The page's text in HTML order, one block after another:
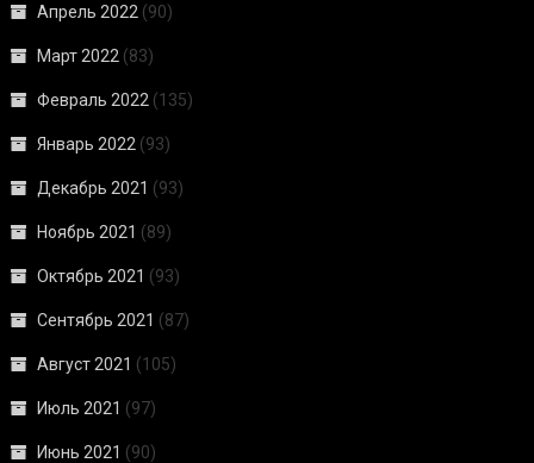
Апрель 2022 (90)
Март 2022 (83)
Февраль 2022 (135)
Январь 2022 (93)
Декабрь 2021 (93)
Ноябрь 2021 (89)
Октябрь 2021 (93)
Сентябрь 2021 (87)
Август 2021 (105)
Июль 2021 (97)
Июнь 2021 (90)